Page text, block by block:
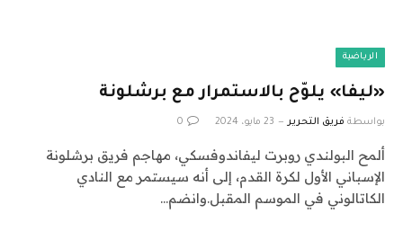
الرياضية
«ليفا» يلوّح بالاستمرار مع برشلونة
بواسطة فريق التحرير 23 مايو، 2024 0
ألمح البولندي روبرت ليفاندوفسكي، مهاجم فريق برشلونة
الإسباني الأول لكرة القدم، إلى أنه سيستمر مع النادي
الكاتالوني في الموسم المقبل.وانضم…